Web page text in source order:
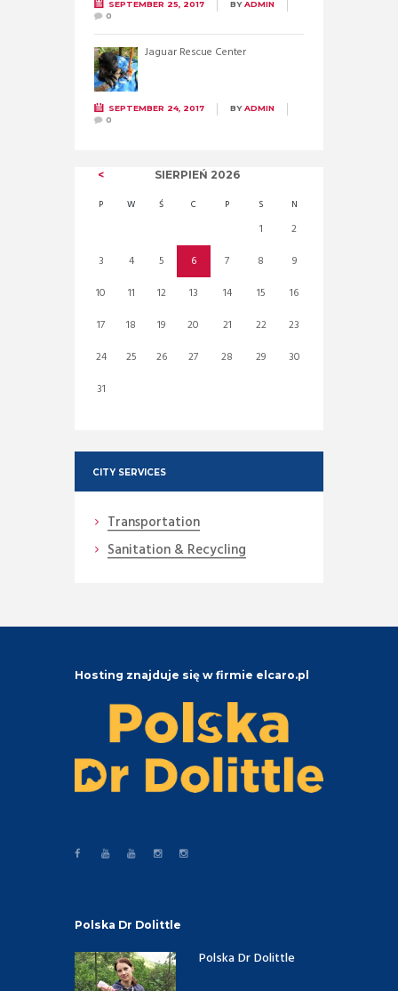
SEPTEMBER 25, 2017 BYADMIN
0
Jaguar Rescue Center
SEPTEMBER 24, 2017 BYADMIN
0
SIERPIEŃ 2026
P W Ś C P S N
1
2
3
4 5 6 7 8
9
10
11 12 13 14 15
16
17
18 19 20 21 22
23
24
25 26 27 28 29
30
31
CITY SERVICES
Transportation
Sanitation & Recycling
Hosting znajduje się w firmie elcaro.pl
Polska Dr Dolittle
Polska Dr Dolittle